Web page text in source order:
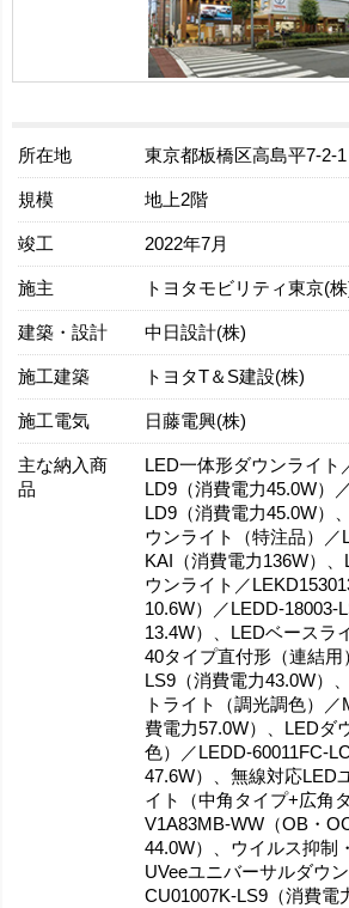
所在地 東京都板橋区高島平7-2-1
規模 地上2階
竣工 2022年7月
施主 トヨタモビリティ東京(
建築・設計 中日設計(株)
施工建築 トヨタT＆S建設(株)
施工電気 日藤電興(株)
主な納入商
品
LED一体形ダウンライト
LD9（消費電力45.0W）
LD9（消費電力45.0W）
ウンライト（特注品）／
KAI（消費電力136W）
ウンライト／
10.6W）／LEDD-18003-
13.4W）、LEDベースラ
40タイプ直付形（連結用
LS9（消費電力43.0W）
トライト（調光調色）
費電力57.0W）、LEDダ
色）／LEDD-60011FC-
47.6W）、無線対応LED
イト（中角タイプ+広角
V1A83MB-WW（OB・
44.0W）、ウイルス抑制
UVeeユニバーサルダウ
CU01007K-LS9（消費電